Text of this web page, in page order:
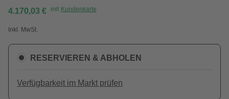
4.170,03 € mit Kundenkarte
Inkl. MwSt.
RESERVIEREN & ABHOLEN
Verfügbarkeit im Markt prüfen